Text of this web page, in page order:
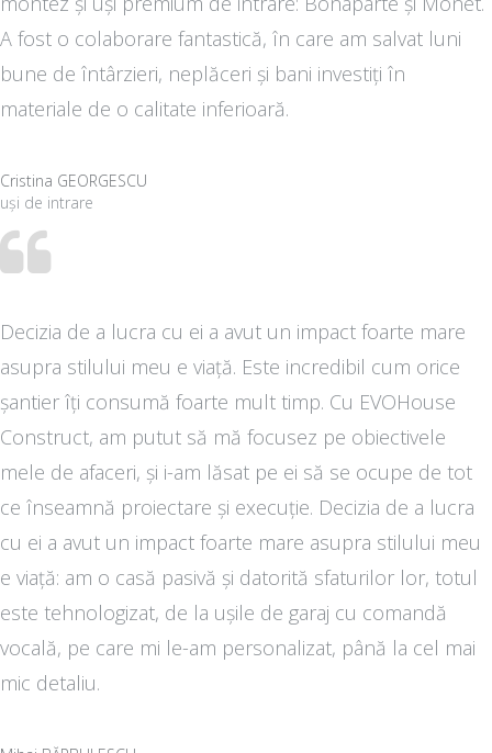
A fost o colaborare fantastică, în care am salvat luni
bune de întârzieri, neplăceri și bani investiți în
materiale de o calitate inferioară.
Cristina GEORGESCU
uși de intrare
Decizia de a lucra cu ei a avut un impact foarte mare
asupra stilului meu e viață. Este incredibil cum orice
șantier îți consumă foarte mult timp. Cu EVOHouse
Construct, am putut să mă focusez pe obiectivele
mele de afaceri, și i-am lăsat pe ei să se ocupe de tot
ce înseamnă proiectare și execuție. Decizia de a lucra
cu ei a avut un impact foarte mare asupra stilului meu
e viață: am o casă pasivă și datorită sfaturilor lor, totul
este tehnologizat, de la ușile de garaj cu comandă
vocală, pe care mi le-am personalizat, până la cel mai
mic detaliu.